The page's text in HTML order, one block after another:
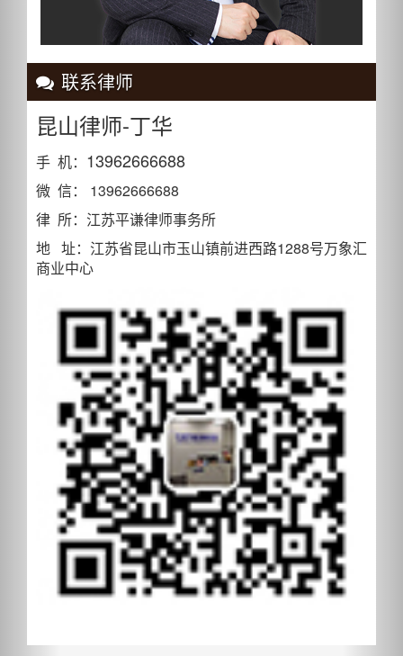
联系律师
昆山律师-丁华
手 机： 13962666688
微 信： 13962666688
律 所：江苏平谦律师事务所
地 址：江苏省昆山市玉山镇前进西路1288号万象汇
商业中心